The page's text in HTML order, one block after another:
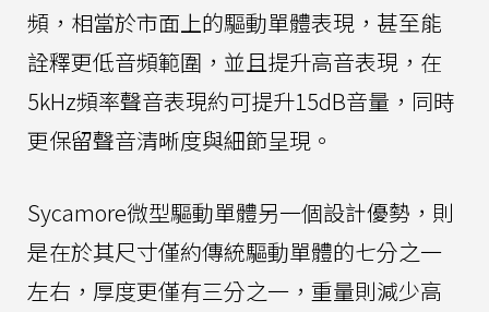
頻，相當於市面上的驅動單體表現，甚至能
詮釋更低音頻範圍，並且提升高音表現，在
5kHz頻率聲音表現約可提升15dB音量，同時
更保留聲音清晰度與細節呈現。
Sycamore微型驅動單體另一個設計優勢，則
是在於其尺寸僅約傳統驅動單體的七分之一
左右，厚度更僅有三分之一，重量則減少高